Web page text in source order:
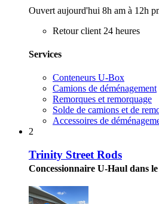
Ouvert aujourd'hui 8h am à 12h
Retour client 24 heures
Services
Conteneurs U-Box
Camions de déménagement
Remorques et remorquage
Solde de camions et de
Accessoires de
2
Trinity Street Rods
Concessionnaire U-Haul dans